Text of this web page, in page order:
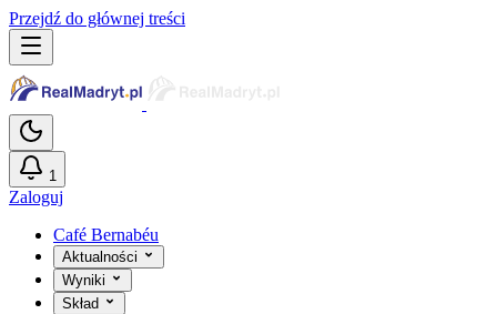
Przejdź do głównej treści
1
Zaloguj
Café Bernabéu
Aktualności
Wyniki
Skład